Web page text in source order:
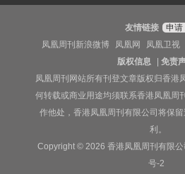
友情链接 申请
凤凰周刊新浪微博
凤凰网 凤凰卫视
版权信息
|免责
凤凰周刊网站所有刊登文章版权归香港
何转载或商业用途均须联系香港凤凰周
作他处，香港凤凰周刊有限公司将保
利。
Copyright © 2026 香港凤凰周刊有限公
号-2